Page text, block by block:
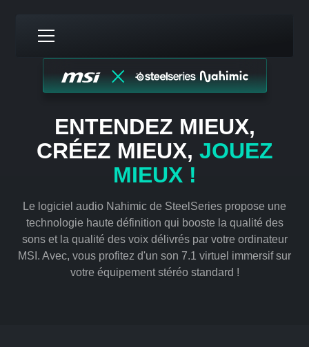
ENTENDEZ MIEUX,
CRÉEZ MIEUX, JOUEZ
MIEUX !
Le logiciel audio Nahimic de SteelSeries propose une
technologie haute définition qui booste la qualité des
sons et la qualité des voix délivrés par votre ordinateur
MSI. Avec, vous profitez d'un son 7.1 virtuel immersif sur
votre équipement stéréo standard !